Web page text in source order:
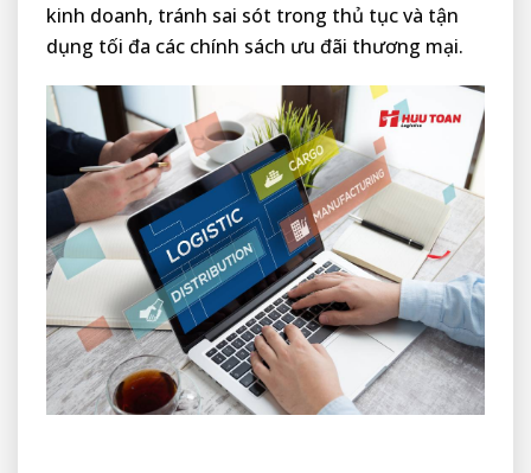
kinh doanh, tránh sai sót trong thủ tục và tận
dụng tối đa các chính sách ưu đãi thương mại.